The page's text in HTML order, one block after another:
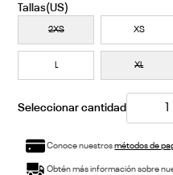
2XS XS
L XL
Conoce nuestrosmétodos de
Obtén más información sobre